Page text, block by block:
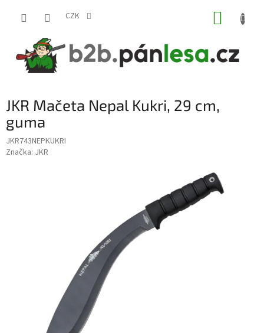
CZK
JKR Mačeta Nepal Kukri, 29 cm,
guma
JKR743NEPKUKRI
Značka: JKR